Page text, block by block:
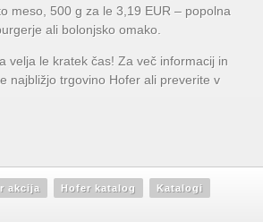
meso, 500 g za le 3,19 EUR – popolna
ali bolonjsko omako.
velja le kratek čas! Za več informacij in
najbližjo trgovino Hofer ali preverite v
akcija Hofer katalog Katalogi